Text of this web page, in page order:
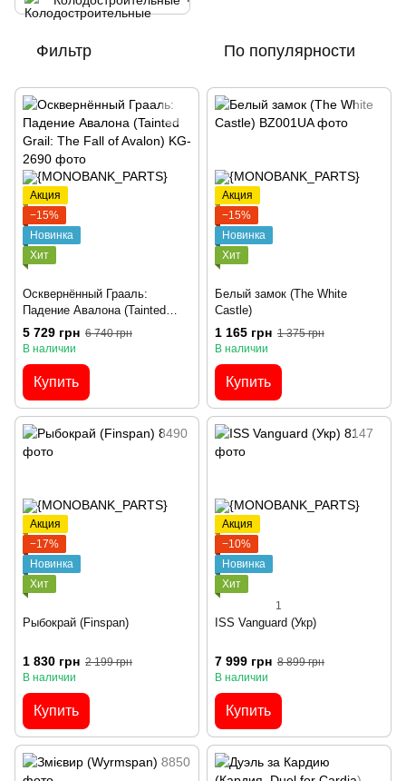
Фильтр По популярности
Акция
−15%
Новинка
Хит
Осквернённый Грааль:
Падение Авалона (Tainted
Grail: The Fall of Avalon)
5 729 грн 6 740 грн
В наличии
Купить
Акция
−15%
Новинка
Хит
Белый замок (The White
Castle)
1 165 грн 1 375 грн
В наличии
Купить
Акция
−17%
Новинка
Хит
Рыбокрай (Finspan)
1 830 грн 2 199 грн
В наличии
Купить
Акция
−10%
Новинка
Хит
1
ISS Vanguard (Укр)
7 999 грн 8 899 грн
В наличии
Купить